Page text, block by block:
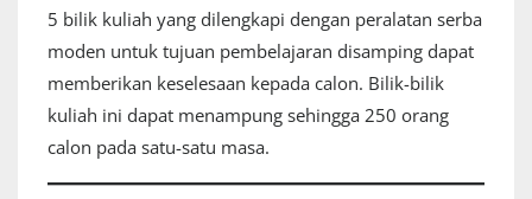
5 bilik kuliah yang dilengkapi dengan peralatan serba
moden untuk tujuan pembelajaran disamping dapat
memberikan keselesaan kepada calon. Bilik-bilik
kuliah ini dapat menampung sehingga 250 orang
calon pada satu-satu masa.